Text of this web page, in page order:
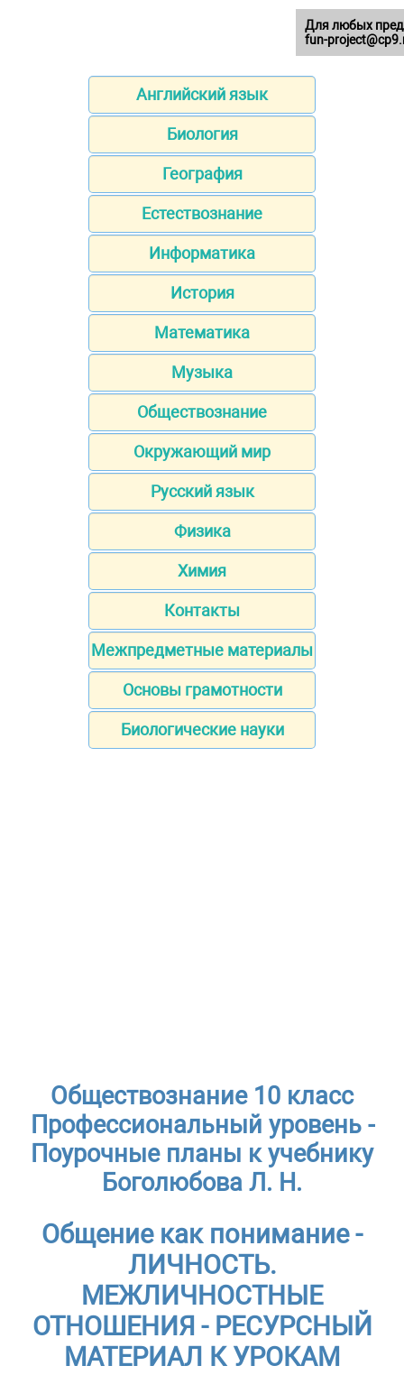
Английский язык
Биология
География
Естествознание
Информатика
История
Математика
Музыка
Обществознание
Окружающий мир
Русский язык
Физика
Химия
Контакты
Межпредметные материалы
Основы грамотности
Биологические науки
Обществознание 10 класс
Профессиональный уровень -
Поурочные планы к учебнику
Боголюбова Л. Н.
Общение как понимание -
ЛИЧНОСТЬ.
МЕЖЛИЧНОСТНЫЕ
ОТНОШЕНИЯ - РЕСУРСНЫЙ
МАТЕРИАЛ К УРОКАМ
Для любых
fun-